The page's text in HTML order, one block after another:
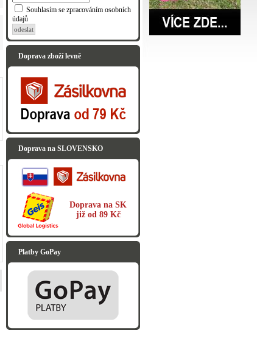
Souhlasím se zpracováním osobních
údajů
odeslat
Doprava zboží levně
Doprava na SLOVENSKO
Doprava na SK
již od 89 Kč
Platby GoPay